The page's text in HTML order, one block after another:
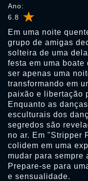
6.8
Ano:
Em uma noite
grupo de amigas
solteira de uma
festa em uma boate
ser apenas uma
transformando em
paixão e libertação
Enquanto as
esculturais dos
segredos são
no ar. Em "Stripper
colidem em uma
mudar para sempre
Prepare-se para
e sensualidade.